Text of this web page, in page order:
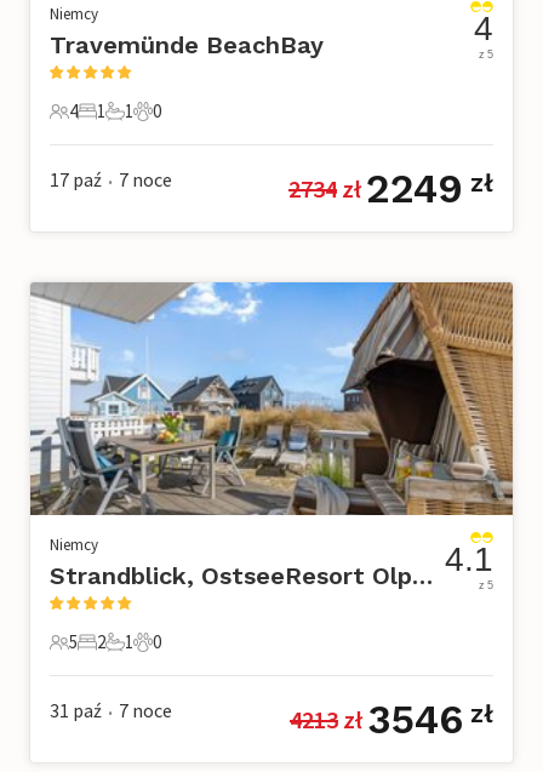
Niemcy
Travemünde BeachBay
4 Goście
4
1 Sypialnia
1
1 Łazienka
1
0 Zwierzęta domowe
0
4
z 5
17 paź • 7 noce 2734 zł 2249 zł
Niemcy
Strandblick, OstseeResort Olpenitz
5 Goście
5
2 Sypialnie
2
1 Łazienka
1
0 Zwierzęta domowe
0
4.1
z 5
31 paź • 7 noce 4213 zł 3546 zł